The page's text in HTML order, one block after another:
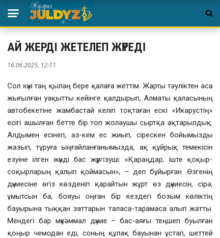
АЙ ЖЕРДІ ЖЕТЕЛЕП ЖҮРЕДІ
16.06.2025, 12:11
Сол күні таң қылаң бере қалаға жеттім. Жарты тәуліктен аса
жығылған уақытты кейінге қалдырып, Алматы қаласының
автобекетіне жамбастай келіп тоқтаған ескі «Икарустің»
есігі ашылған бетте бір топ жолаушы сыртқа ақтарылдық.
Алдымен есінеп, аз-кем ес жиып, сірескен бойымызды
жазып, тұруға ыңғайланғанымызда, ақ құйрық темекісін
езуіне ілген жүнді бас жүргізуші: «Қараңдар, іште қоқыр-
соқырларың қалып қоймасын», – деп бұйырған. Өзгенің
дүниесіне өгіз көзденіп қарайтын жұрт өз дүниесін, сірә,
ұмытсын ба, бояуы оңған бір кездегі бозым көліктің
бауырына тыққан заттарын таласа-тарамаса алып жатты.
Мендегі бар мүкәммал дүние – бас-аяғы теңшеп буылған
қоңыр чемодан еді, соның құлақ бауынан ұстап, шеттей